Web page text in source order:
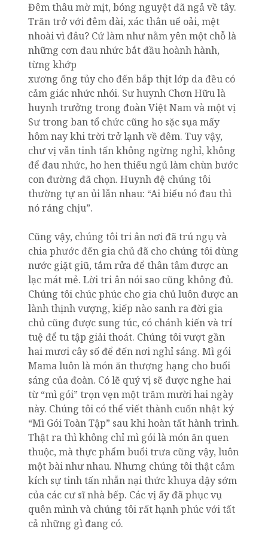
Đêm thâu mờ mịt, bóng nguyệt đã ngả về tây.
Trăn trở với đêm dài, xác thân uể oải, mệt
nhoài vì đâu? Cứ làm như nằm yên một chỗ là
những cơn đau nhức bắt đầu hoành hành,
từng khớp
xương ống tủy cho đến bắp thịt lớp da đều có
cảm giác nhức nhói. Sư huynh Chơn Hữu là
huynh trưởng trong đoàn Việt Nam và một vị
Sư trong ban tổ chức cũng ho sặc sụa mấy
hôm nay khi trời trở lạnh về đêm. Tuy vậy,
chư vị vẫn tinh tấn không ngừng nghỉ, không
để đau nhức, ho hen thiếu ngủ làm chùn bước
con đường đã chọn. Huynh đệ chúng tôi
thường tự an ủi lẫn nhau: “Ai biểu nó đau thì
nó ráng chịu”.
Cũng vậy, chúng tôi tri ân nơi đã trú ngụ và
chia phước đến gia chủ đã cho chúng tôi dùng
nước giặt giũ, tắm rửa để thân tâm được an
lạc mát mẻ. Lời tri ân nói sao cũng không đủ.
Chúng tôi chúc phúc cho gia chủ luôn được an
lành thịnh vượng, kiếp nào sanh ra đời gia
chủ cũng được sung túc, có chánh kiến và trí
tuệ để tu tập giải thoát. Chúng tôi vượt gần
hai mươi cây số để đến nơi nghỉ sáng. Mì gói
Mama luôn là món ăn thượng hạng cho buổi
sáng của đoàn. Có lẽ quý vị sẽ được nghe hai
từ “mì gói” trọn vẹn một trăm mười hai ngày
này. Chúng tôi có thể viết thành cuốn nhật ký
“Mì Gói Toàn Tập” sau khi hoàn tất hành trình.
Thật ra thì không chỉ mì gói là món ăn quen
thuộc, mà thực phẩm buổi trưa cũng vậy, luôn
một bài như nhau. Nhưng chúng tôi thật cảm
kích sự tinh tấn nhẫn nại thức khuya dậy sớm
của các cư sĩ nhà bếp. Các vị ấy đã phục vụ
quên mình và chúng tôi rất hạnh phúc với tất
cả những gì đang có.